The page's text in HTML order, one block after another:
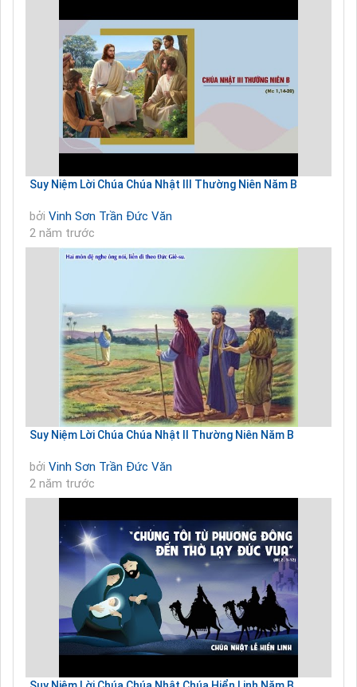
Suy Niệm Lời Chúa Chúa Nhật III Thường Niên Năm B
bởi Vinh Sơn Trần Đức Văn
2 năm trước
Suy Niệm Lời Chúa Chúa Nhật II Thường Niên Năm B
bởi Vinh Sơn Trần Đức Văn
2 năm trước